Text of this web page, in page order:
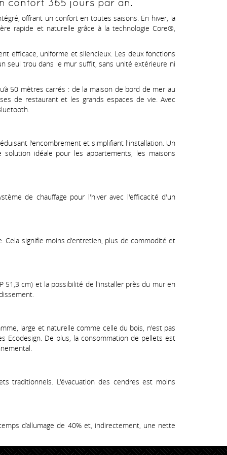
confort 365 jours par an.
offrant un confort en toutes saisons. En hiver, la
rapide et naturelle grâce à la technologie Core®,
efficace, uniforme et silencieux. Les deux fonctions
seul trou dans le mur suffit, sans unité extérieure ni
50 mètres carrés : de la maison de bord de mer au
de restaurant et les grands espaces de vie. Avec
l'encombrement et simplifiant l'installation. Un
idéale pour les appartements, les maisons
de chauffage pour l'hiver avec l'efficacité d'un
Cela signifie moins d'entretien, plus de commodité et
51,3 cm) et la possibilité de l'installer près du mur en
large et naturelle comme celle du bois, n'est pas
Ecodesign. De plus, la consommation de pellets est
traditionnels. L'évacuation des cendres est moins
d’allumage de 40% et, indirectement, une nette